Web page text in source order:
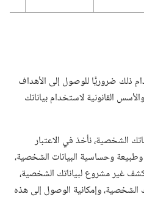
ذلك ضروريًّا للوصول إلى الأهداف
القانونية لاستخدام بياناتك
الشخصية،‏ نأخذ في الاعتبار
وطبيعة وحساسية البيانات الشخصية،‏
غير مشروع لبياناتك الشخصية،‏
الشخصية،‏ وإمكانية الوصول إلى هذه